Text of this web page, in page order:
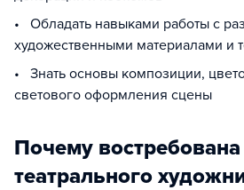
• Обладать навыками работы с
художественными материалами и
• Знать основы композиции,
светового оформления сцены
Почему
театрального